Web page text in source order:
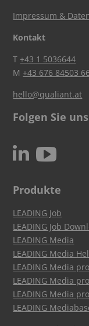
Impressum &
Kontakt
T+43 1 5036644
M+43 676 84503
hello@qualiant.at
Folgen Sie uns
N c
Produkte
LEADING Job
LEADING Job
LEADING Media
LEADING Media
LEADING Media
LEADING Media
LEADING Media
LEADING